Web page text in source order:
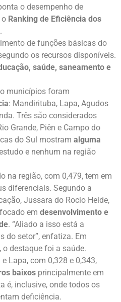
o desempenho de
o Ranking de Eficiência dos
de funções básicas do
os recursos disponíveis.
saúde, saneamento e
municípios foram
: Mandirituba, Lapa, Agudos
Três são considerados
Grande, Piên e Campo do
do Sul mostram alguma
e nenhum na região
na região, com 0,479, tem em
diferenciais. Segundo a
Jussara do Rocio Heide,
em desenvolvimento e
. “Aliado a isso está a
do setor”, enfatiza. Em
destaque foi a saúde.
Lapa, com 0,328 e 0,343,
baixos principalmente em
é, inclusive, onde todos os
deficiência.